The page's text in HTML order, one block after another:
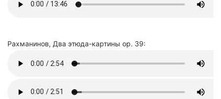
Рахманинов, Два этюда-картины op. 39: